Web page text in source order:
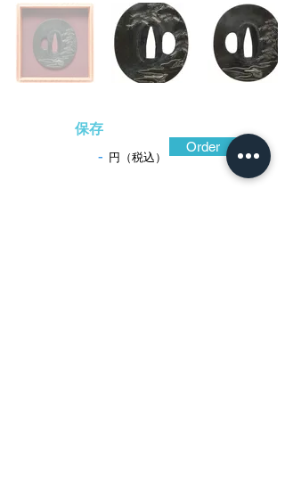
保存
- 円（税込）
Order